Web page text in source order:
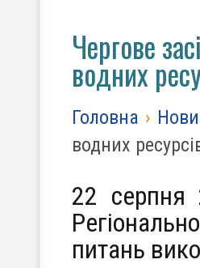
Чергове
водних
Головна ›
водних
22 серпня
питань